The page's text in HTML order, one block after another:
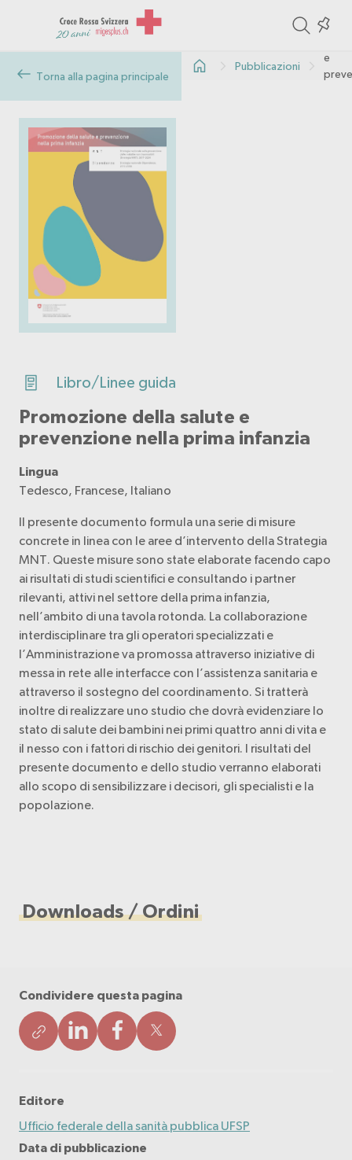
the
Torna alla pagina principale
Pubblicazioni
e
Libro/Linee guida
Promozione della salute e
prevenzione nella prima infanzia
Lingua
Tedesco, Francese, Italiano
Il presente documento formula una serie di misure
concrete in linea con le aree d’intervento della Strategia
MNT. Queste misure sono state elaborate facendo capo
ai risultati di studi scientifici e consultando i partner
rilevanti, attivi nel settore della prima infanzia,
nell’ambito di una tavola rotonda. La collaborazione
interdisciplinare tra gli operatori specializzati e
l’Amministrazione va promossa attraverso iniziative di
messa in rete alle interfacce con l’assistenza sanitaria e
attraverso il sostegno del coordinamento. Si tratterà
inoltre di realizzare uno studio che dovrà evidenziare lo
stato di salute dei bambini nei primi quattro anni di vita e
il nesso con i fattori di rischio dei genitori. I risultati del
presente documento e dello studio verranno elaborati
allo scopo di sensibilizzare i decisori, gli specialisti e la
popolazione.
Downloads / Ordini
Condividere questa pagina
Editore
Ufficio federale della sanità pubblica UFSP
Data di pubblicazione